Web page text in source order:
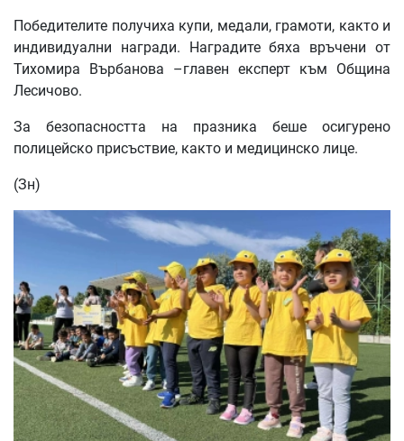
Победителите получиха купи, медали, грамоти, както и
индивидуални награди. Наградите бяха връчени от
Тихомира Върбанова –главен експерт към Община
Лесичово.
За безопасността на празника беше осигурено
полицейско присъствие, както и медицинско лице.
(Зн)